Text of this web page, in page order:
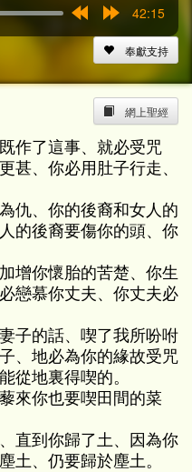
15s
42:15
奉獻支持
網上聖經
作了這事、就必受咒
甚、你必用肚子行走、
仇、你的後裔和女人的
的後裔要傷你的頭、你
增你懷胎的苦楚、你生
戀慕你丈夫、你丈夫必
子的話、喫了我所吩咐
、地必為你的緣故受咒
從地裏得喫的。
來你也要喫田間的菜
直到你歸了土、因為你
土、仍要歸於塵土。